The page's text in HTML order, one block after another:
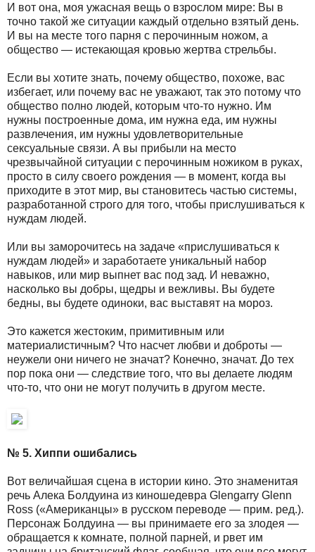
И вот она, моя ужасная вещь о взрослом мире: Вы в
точно такой же ситуации каждый отдельно взятый день.
И вы на месте того парня с перочинным ножом, а
общество — истекающая кровью жертва стрельбы.
Если вы хотите знать, почему общество, похоже, вас
избегает, или почему вас не уважают, так это потому что
общество полно людей, которым что-то нужно. Им
нужны построенные дома, им нужна еда, им нужны
развлечения, им нужны удовлетворительные
сексуальные связи. А вы прибыли на место
чрезвычайной ситуации с перочинным ножиком в руках,
просто в силу своего рождения — в момент, когда вы
приходите в этот мир, вы становитесь частью системы,
разработанной строго для того, чтобы прислушиваться к
нуждам людей.
Или вы заморочитесь на задаче «прислушиваться к
нуждам людей» и заработаете уникальный набор
навыков, или мир выпнет вас под зад. И неважно,
насколько вы добры, щедры и вежливы. Вы будете
бедны, вы будете одиноки, вас выставят на мороз.
Это кажется жестоким, примитивным или
материалистичным? Что насчет любви и доброты —
неужели они ничего не значат? Конечно, значат. До тех
пор пока они — следствие того, что вы делаете людям
что-то, что они не могут получить в другом месте.
№ 5. Хиппи ошибались
Вот величайшая сцена в истории кино. Это знаменитая
речь Алека Болдуина из киношедевра Glengarry Glenn
Ross («Американцы» в русском переводе — прим. ред.).
Персонаж Болдуина — вы принимаете его за злодея —
обращается к комнате, полной парней, и рвет им